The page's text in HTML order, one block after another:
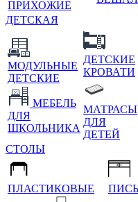
ПРИХОЖИЕ
ДЕТСКАЯ
МОДУЛЬНЫЕ
ДЕТСКИЕ
МЕБЕЛЬ
ДЛЯ
ШКОЛЬНИКА
ДЕТСКИЕ
КРОВАТИ
МАТРАСЫ
ДЛЯ
ДЕТЕЙ
СТОЛЫ
ПЛАСТИКОВЫЕ